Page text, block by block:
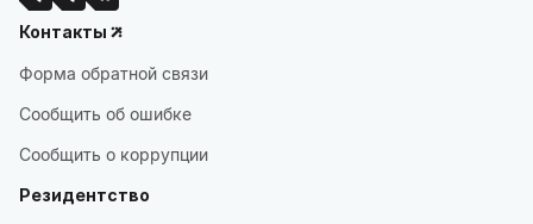
Контакты
Форма обратной связи
Сообщить об ошибке
Сообщить о коррупции
Резидентство